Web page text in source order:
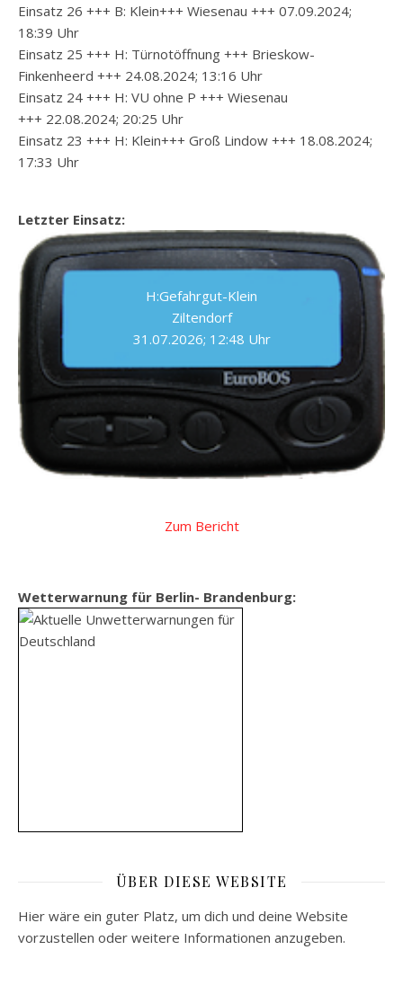
Einsatz 26 +++ B: Klein+++ Wiesenau +++ 07.09.2024;
18:39 Uhr
Einsatz 25 +++ H: Türnotöffnung +++ Brieskow-
Finkenheerd +++ 24.08.2024; 13:16 Uhr
Einsatz 24 +++ H: VU ohne P +++ Wiesenau
+++ 22.08.2024; 20:25 Uhr
Einsatz 23 +++ H: Klein+++ Groß Lindow +++ 18.08.2024;
17:33 Uhr
Letzter Einsatz:
H:Gefahrgut-Klein
Ziltendorf
31.07.2026; 12:48 Uhr
Zum Bericht
Wetterwarnung für Berlin- Brandenburg:
ÜBER DIESE WEBSITE
Hier wäre ein guter Platz, um dich und deine Website
vorzustellen oder weitere Informationen anzugeben.